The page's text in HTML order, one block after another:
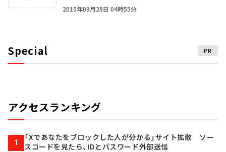
2010年09月29日 04時55分
Special PR
アクセスランキング
1
「Xであなたをブロックした人が分かる」サイト拡散 ソー
スコードを見たら、IDとパスワード外部送信